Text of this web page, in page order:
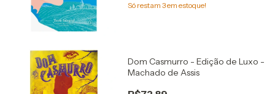
Só restam 3em estoque!
Dom Casmurro - Edição de Luxo -
Machado de Assis